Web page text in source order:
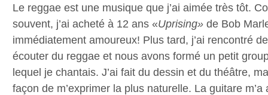
Le reggae est une musique que j’ai aimée très tôt.
souvent, j’ai acheté à 12 ans «Uprising» de Bob
immédiatement amoureux! Plus tard, j’ai rencontré
écouter du reggae et nous avons formé un petit
lequel je chantais. J’ai fait du dessin et du théâtre,
façon de m’exprimer la plus naturelle. La guitare m’a